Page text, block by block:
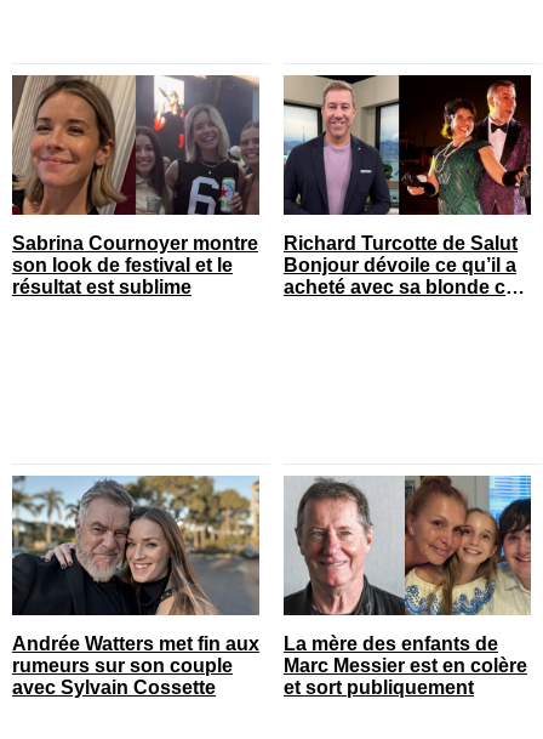
Sabrina Cournoyer montre
son look de festival et le
résultat est sublime
Richard Turcotte de Salut
Bonjour dévoile ce qu’il a
acheté avec sa blonde cet
Andrée Watters met fin aux
rumeurs sur son couple
avec Sylvain Cossette
La mère des enfants de
Marc Messier est en colère
et sort publiquement